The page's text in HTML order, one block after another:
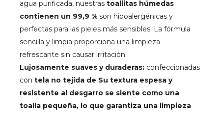
agua purificada, nuestras toallitas húmedas
contienen un 99,9 % son hipoalergénicas y
perfectas para las pieles más sensibles. La fórmula
sencilla y limpia proporciona una limpieza
refrescante sin causar irritación.
Lujosamente suaves y duraderas: confeccionadas
con tela no tejida de Su textura espesa y
resistente al desgarro se siente como una
toalla pequeña, lo que garantiza una limpieza